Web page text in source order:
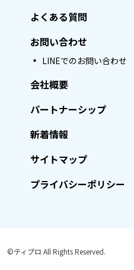
よくある質問
お問い合わせ
LINEでのお問い合わせ
会社概要
パートナーシップ
新着情報
サイトマップ
プライバシーポリシー
©ティプロ All Rights Reserved.